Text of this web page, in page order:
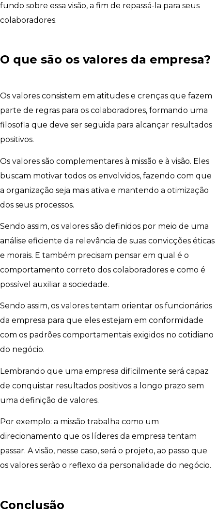
fundo sobre essa visão, a fim de repassá-la para seus
colaboradores.
O que são os valores da empresa?
Os valores consistem em atitudes e crenças que fazem
parte de regras para os colaboradores, formando uma
filosofia que deve ser seguida para alcançar resultados
positivos.
Os valores são complementares à missão e à visão. Eles
buscam motivar todos os envolvidos, fazendo com que
a organização seja mais ativa e mantendo a otimização
dos seus processos.
Sendo assim, os valores são definidos por meio de uma
análise eficiente da relevância de suas convicções éticas
e morais. E também precisam pensar em qual é o
comportamento correto dos colaboradores e como é
possível auxiliar a sociedade.
Sendo assim, os valores tentam orientar os funcionários
da empresa para que eles estejam em conformidade
com os padrões comportamentais exigidos no cotidiano
do negócio.
Lembrando que uma empresa dificilmente será capaz
de conquistar resultados positivos a longo prazo sem
uma definição de valores.
Por exemplo: a missão trabalha como um
direcionamento que os líderes da empresa tentam
passar. A visão, nesse caso, será o projeto, ao passo que
os valores serão o reflexo da personalidade do negócio.
Conclusão